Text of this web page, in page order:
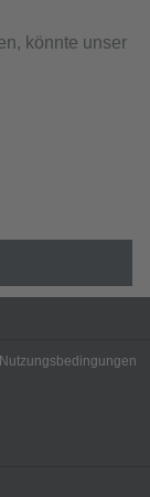
könnte unser
Nutzungsbedingungen